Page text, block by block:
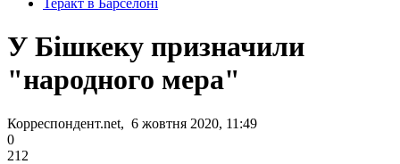
Теракт в Барселоні
У Бішкеку призначили
"народного мера"
Корреспондент.net, 6 жовтня 2020, 11:49
0
212